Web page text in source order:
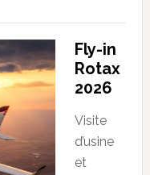
Fly-in
Rotax
2026
Visite
d’usine
et